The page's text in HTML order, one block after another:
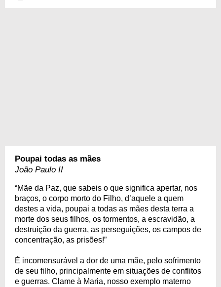
Poupai todas as mães
João Paulo II
“Mãe da Paz, que sabeis o que significa apertar, nos
braços, o corpo morto do Filho, d’aquele a quem
destes a vida, poupai a todas as mães desta terra a
morte dos seus filhos, os tormentos, a escravidão, a
destruição da guerra, as perseguições, os campos de
concentração, as prisões!”
É incomensurável a dor de uma mãe, pelo sofrimento
de seu filho, principalmente em situações de conflitos
e guerras. Clame à Maria, nosso exemplo materno